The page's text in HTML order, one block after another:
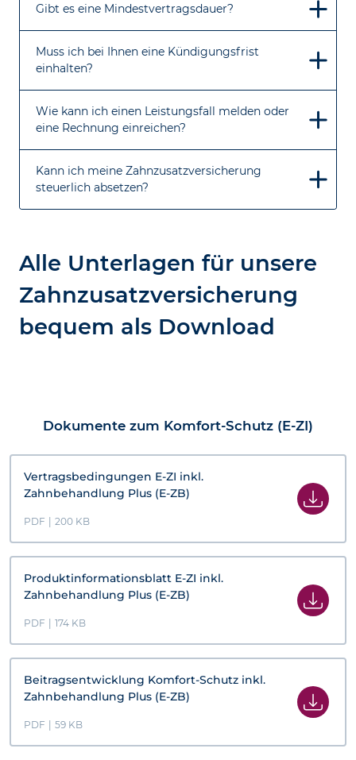
Gibt es eine Mindestvertragsdauer?
Muss ich bei Ihnen eine Kündigungsfrist
einhalten?
Wie kann ich einen Leistungsfall melden oder
eine Rechnung einreichen?
Kann ich meine Zahnzusatzversicherung
steuerlich absetzen?
Alle Unterlagen für unsere
Zahn­zusatz­versicherung
bequem als Download
Dokumente zum Komfort-Schutz (E-ZI)
Vertragsbedingungen E-ZI inkl.
Zahnbehandlung Plus (E-ZB)
PDF | 200 KB
Produktinformationsblatt E-ZI inkl.
Zahnbehandlung Plus (E-ZB)
PDF | 174 KB
Beitragsentwicklung Komfort-Schutz inkl.
Zahnbehandlung Plus (E-ZB)
PDF | 59 KB